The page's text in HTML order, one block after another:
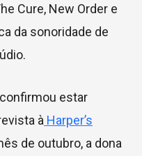
Cure, New Order e
da sonoridade de
estar
à Harper’s
de outubro, a dona